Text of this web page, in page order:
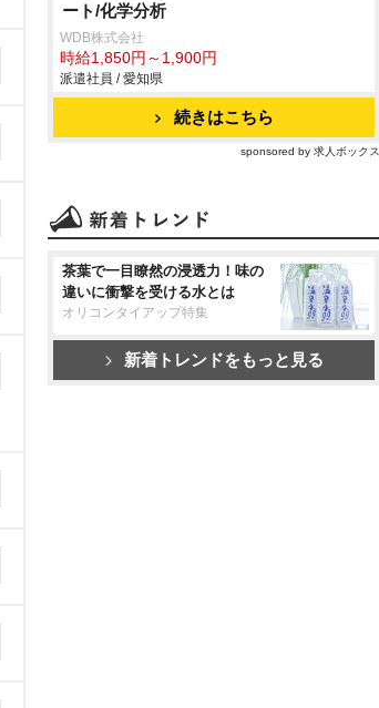
ート/化学分析
WDB株式会社
時給1,850円～1,900円
派遣社員 / 愛知県
続きはこちら
sponsored by 求人ボックス
茶葉で一目瞭然の浸透力！味の
違いに衝撃を受ける水とは
オリコンタイアップ特集
新着トレンドをもっと見る